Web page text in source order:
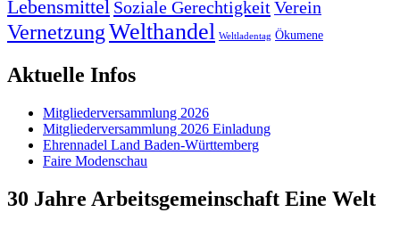
Lebensmittel Soziale GerechtigkeitVerein
VernetzungWelthandel Weltladentag Ökumene
Aktuelle Infos
Mitgliederversammlung 2026
Mitgliederversammlung 2026 Einladung
Ehrennadel Land Baden-Württemberg
Faire Modenschau
30 Jahre Arbeitsgemeinschaft Eine Welt